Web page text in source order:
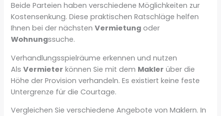
Beide Parteien haben verschiedene Möglichkeiten zur
Kostensenkung. Diese praktischen Ratschläge helfen
Ihnen bei der nächstenVermietung oder
Wohnungssuche.
Verhandlungsspielräume erkennen und nutzen
AlsVermieter können Sie mit dem Makler über die
Höhe der Provision verhandeln. Es existiert keine feste
Untergrenze für die Courtage.
Vergleichen Sie verschiedene Angebote von Maklern. In